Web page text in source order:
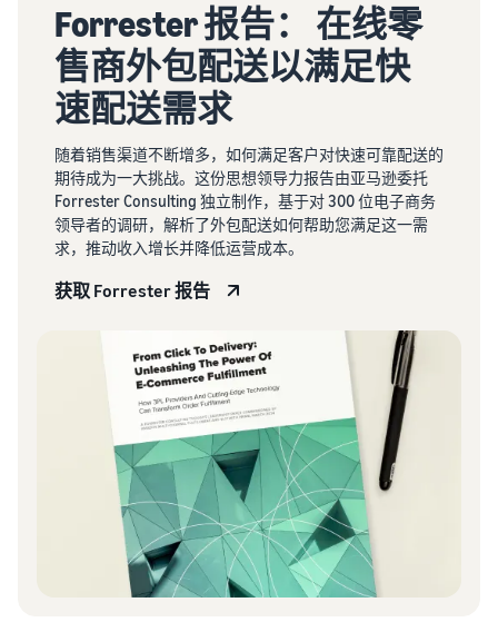
Forrester 报告： 在线零
售商外包配送以满足快
速配送需求
随着销售渠道不断增多，如何满足客户对快速可靠配送的
期待成为一大挑战。这份思想领导力报告由亚马逊委托
Forrester Consulting 独立制作，基于对 300 位电子商务
领导者的调研，解析了外包配送如何帮助您满足这一需
求，推动收入增长并降低运营成本。
获取 Forrester 报告